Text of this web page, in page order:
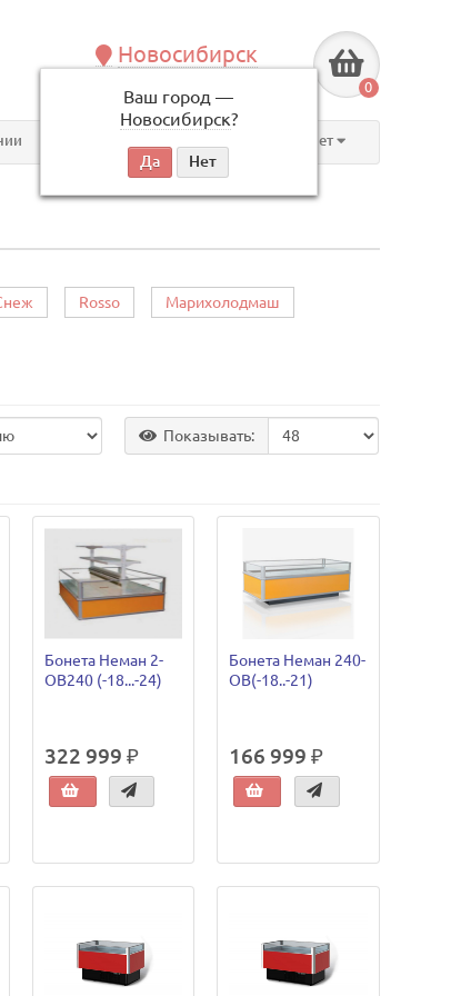
Новосибирск
Ваш город —
Новосибирск?
по будням, с 09:00 до 18:00
0
Личный кабинет
Rosso Марихолодмаш
Показывать:
Бонета Неман 2-
ОВ240 (-18...-24)
322 999 ₽
Бонета Неман 240-
OВ(-18..-21)
166 999 ₽